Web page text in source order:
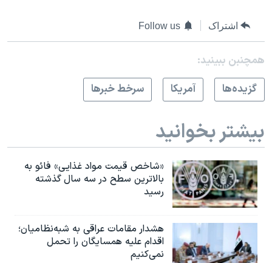
اشتراک Follow us
همچنبن ببینید:
گزيده‌ها
آمريکا سرخط خبرها
بیشتر بخوانید
«شاخص قیمت مواد غذایی» فائو به
بالاترین سطح در سه سال گذشته
رسید
هشدار مقامات عراقی به شبه‌نظامیان؛
اقدام علیه همسایگان را تحمل
نمی‌کنیم